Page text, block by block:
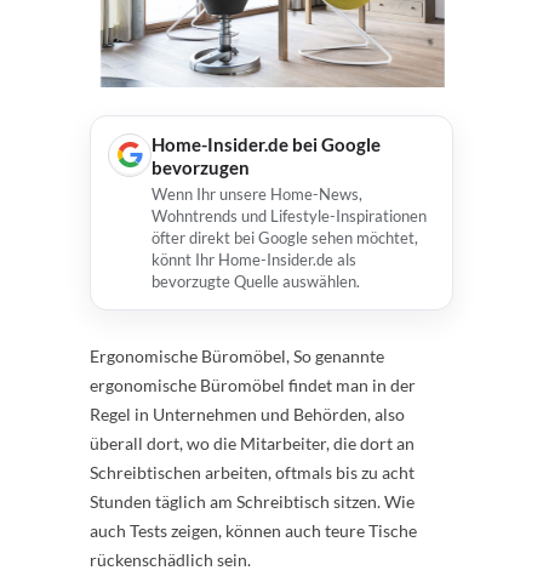
Home-Insider.de bei Google
bevorzugen
Wenn Ihr unsere Home-News,
Wohntrends und Lifestyle-Inspirationen
öfter direkt bei Google sehen möchtet,
könnt Ihr Home-Insider.de als
bevorzugte Quelle auswählen.
Ergonomische Büromöbel, So genannte
ergonomische Büromöbel findet man in der
Regel in Unternehmen und Behörden, also
überall dort, wo die Mitarbeiter, die dort an
Schreibtischen arbeiten, oftmals bis zu acht
Stunden täglich am Schreibtisch sitzen. Wie
auch Tests zeigen, können auch teure Tische
rückenschädlich sein.